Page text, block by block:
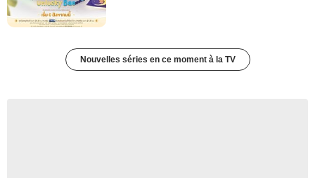
Nouvelles séries en ce moment à la TV